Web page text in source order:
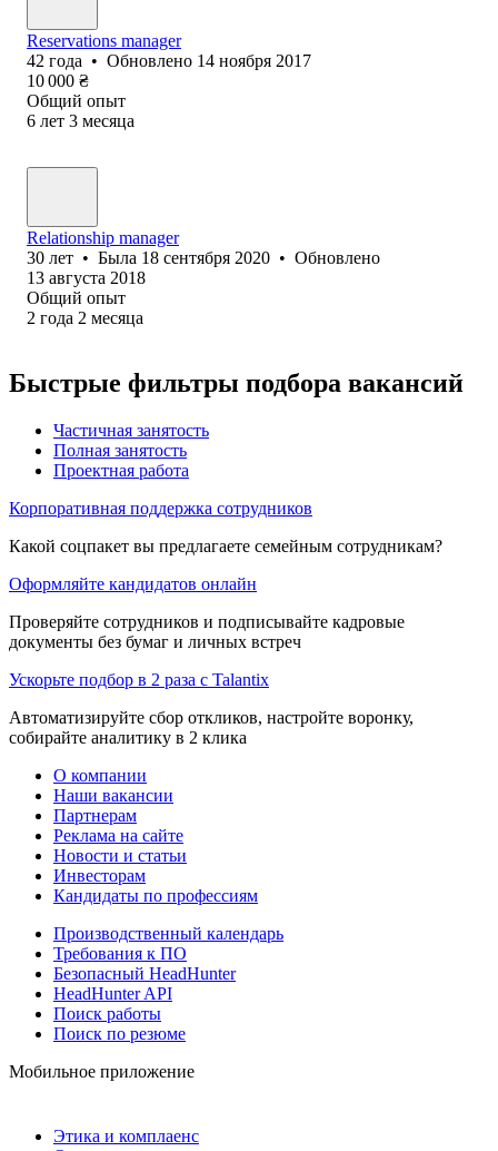
Reservations manager
42 года • Обновлено 14 ноября 2017
10 000 ₴
Общий опыт
6 лет 3 месяца
Relationship manager
30 лет • Была 18 сентября 2020 • Обновлено
13 августа 2018
Общий опыт
2 года 2 месяца
Быстрые фильтры подбора вакансий
Частичная занятость
Полная занятость
Проектная работа
Корпоративная поддержка сотрудников
Какой соцпакет вы предлагаете семейным сотрудникам?
Оформляйте кандидатов онлайн
Проверяйте сотрудников и подписывайте кадровые
документы без бумаг и личных встреч
Ускорьте подбор в 2 раза с Talantix
Автоматизируйте сбор откликов, настройте воронку,
собирайте аналитику в 2 клика
О компании
Наши вакансии
Партнерам
Реклама на сайте
Новости и статьи
Инвесторам
Кандидаты по профессиям
Производственный календарь
Требования к ПО
Безопасный HeadHunter
HeadHunter API
Поиск работы
Поиск по резюме
Мобильное приложение
Этика и комплаенс